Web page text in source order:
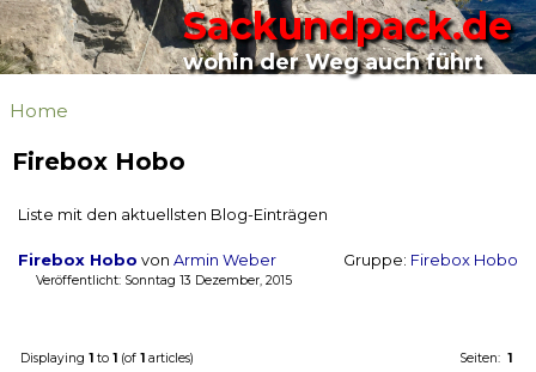
Sackundpack.de
wohin der Weg auch führt
Home
Firebox Hobo
Liste mit den aktuellsten Blog-Einträgen
Firebox Hobo von Armin Weber Gruppe: Firebox Hobo
Veröffentlicht: Sonntag 13 Dezember, 2015
Displaying 1 to 1 (of 1 articles) Seiten: 1